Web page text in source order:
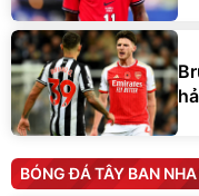
BÓNG ĐÁ TÂY BAN NHA